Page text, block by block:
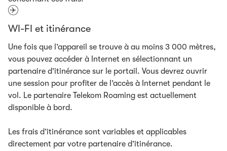
WI-FI et itinérance
Une fois que l’appareil se trouve à au moins 3 000 mètres,
vous pouvez accéder à Internet en sélectionnant un
partenaire d’itinérance sur le portail. Vous devrez ouvrir
une session pour profiter de l’accès à Internet pendant le
vol. Le partenaire Telekom Roaming est actuellement
disponible à bord.
Les frais d’itinérance sont variables et applicables
directement par votre partenaire d’itinérance.